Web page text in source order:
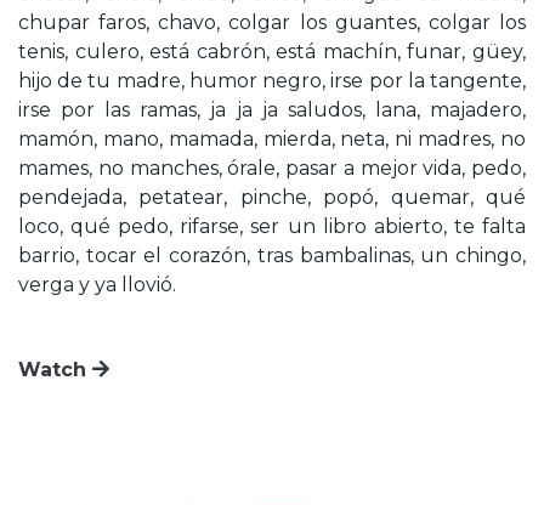
chupar faros, chavo, colgar los guantes, colgar los
tenis, culero, está cabrón, está machín, funar, güey,
hijo de tu madre, humor negro, irse por la tangente,
irse por las ramas, ja ja ja saludos, lana, majadero,
mamón, mano, mamada, mierda, neta, ni madres, no
mames, no manches, órale, pasar a mejor vida, pedo,
pendejada, petatear, pinche, popó, quemar, qué
loco, qué pedo, rifarse, ser un libro abierto, te falta
barrio, tocar el corazón, tras bambalinas, un chingo,
verga y ya llovió.
Watch